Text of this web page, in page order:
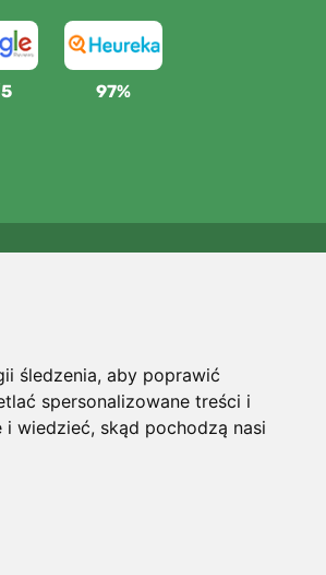
śledzenia, aby poprawić
spersonalizowane treści i
wiedzieć, skąd pochodzą nasi
97%
sadzimy drzewo! Czytaj więcej